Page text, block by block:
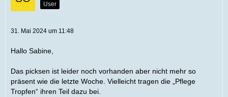
User
31. Mai 2024 um 11:48
Hallo Sabine,
Das picksen ist leider noch vorhanden aber nicht mehr so
präsent wie die letzte Woche. Vielleicht tragen die „Pflege
Tropfen“ ihren Teil dazu bei.